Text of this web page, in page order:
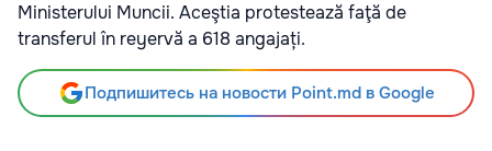
Ministerului Muncii. Aceştia protestează faţă de
transferul în reyervă a 618 angajați.
Подпишитесь на новости Point.md в Google